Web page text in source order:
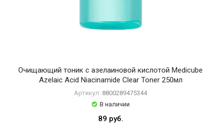
Очищающий тоник с азелаиновой кислотой Medicube
Azelaic Acid Niacinamide Clear Toner 250мл
Артикул: 8800289475344
В наличии
89 руб.